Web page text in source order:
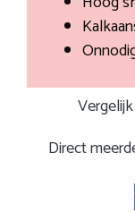
Direct